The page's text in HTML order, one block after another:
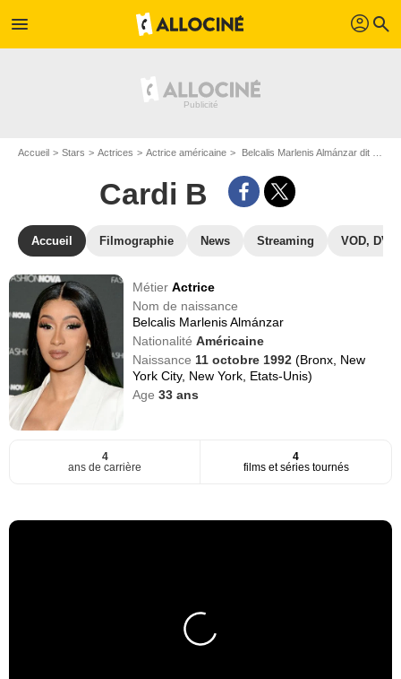
menu profil search
Accueil Stars Actrices Actrice américaine Belcalis Marlenis Almánzar dit Cardi B
Cardi B
Accueil Filmographie News Streaming VOD, DVD
MétierActrice
Nom de naissance
Belcalis Marlenis Almánzar
NationalitéAméricaine
Naissance 11 octobre 1992(Bronx, New
York City, New York, Etats-Unis)
Age33 ans
4
ans de carrière
4
films et séries tournés